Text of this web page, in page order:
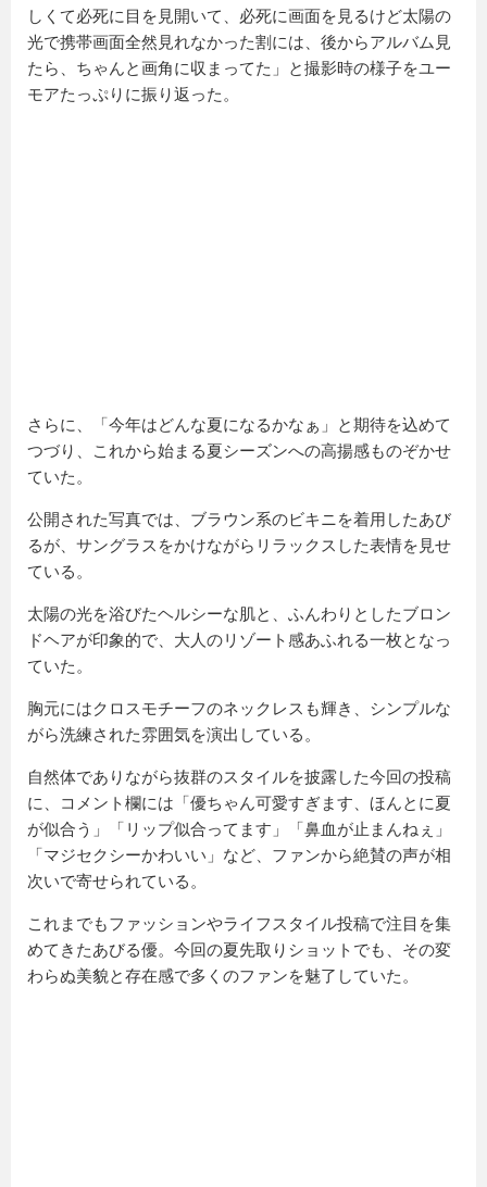
しくて必死に目を見開いて、必死に画面を見るけど太陽の
光で携帯画面全然見れなかった割には、後からアルバム見
たら、ちゃんと画角に収まってた」と撮影時の様子をユー
モアたっぷりに振り返った。
さらに、「今年はどんな夏になるかなぁ」と期待を込めて
つづり、これから始まる夏シーズンへの高揚感ものぞかせ
ていた。
公開された写真では、ブラウン系のビキニを着用したあび
るが、サングラスをかけながらリラックスした表情を見せ
ている。
太陽の光を浴びたヘルシーな肌と、ふんわりとしたブロン
ドヘアが印象的で、大人のリゾート感あふれる一枚となっ
ていた。
胸元にはクロスモチーフのネックレスも輝き、シンプルな
がら洗練された雰囲気を演出している。
自然体でありながら抜群のスタイルを披露した今回の投稿
に、コメント欄には「優ちゃん可愛すぎます、ほんとに夏
が似合う」「リップ似合ってます」「鼻血が止まんねぇ」
「マジセクシーかわいい」など、ファンから絶賛の声が相
次いで寄せられている。
これまでもファッションやライフスタイル投稿で注目を集
めてきたあびる優。今回の夏先取りショットでも、その変
わらぬ美貌と存在感で多くのファンを魅了していた。